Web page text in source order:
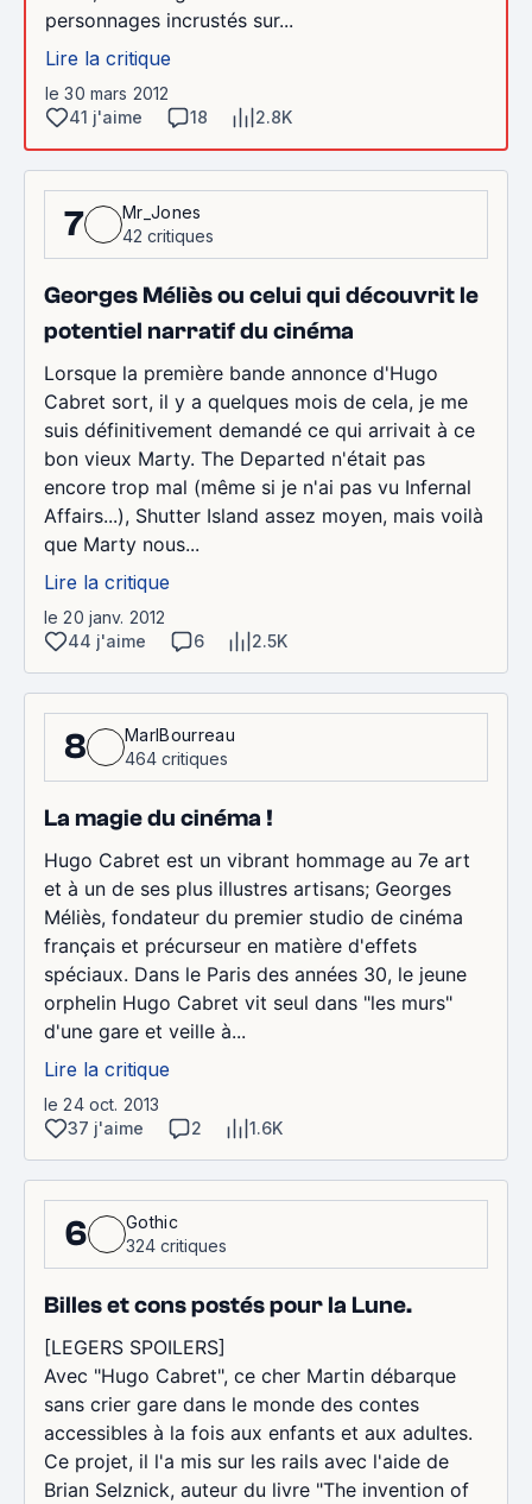
personnages incrustés sur...
Lire la critique
le 30 mars 2012
41 j'aime
18 2.8K
7
Mr_Jones
42 critiques
Georges Méliès ou celui qui découvrit le
potentiel narratif du cinéma
Lorsque la première bande annonce d'Hugo
Cabret sort, il y a quelques mois de cela, je me
suis définitivement demandé ce qui arrivait à ce
bon vieux Marty. The Departed n'était pas
encore trop mal (même si je n'ai pas vu Infernal
Affairs...), Shutter Island assez moyen, mais voilà
que Marty nous...
Lire la critique
le 20 janv. 2012
44 j'aime
6 2.5K
8
MarlBourreau
464 critiques
La magie du cinéma !
Hugo Cabret est un vibrant hommage au 7e art
et à un de ses plus illustres artisans; Georges
Méliès, fondateur du premier studio de cinéma
français et précurseur en matière d'effets
spéciaux. Dans le Paris des années 30, le jeune
orphelin Hugo Cabret vit seul dans "les murs"
d'une gare et veille à...
Lire la critique
le 24 oct. 2013
37 j'aime
2 1.6K
6
Gothic
324 critiques
Billes et cons postés pour la Lune.
[LEGERS SPOILERS]
Avec "Hugo Cabret", ce cher Martin débarque
sans crier gare dans le monde des contes
accessibles à la fois aux enfants et aux adultes.
Ce projet, il l'a mis sur les rails avec l'aide de
Brian Selznick, auteur du livre "The invention of